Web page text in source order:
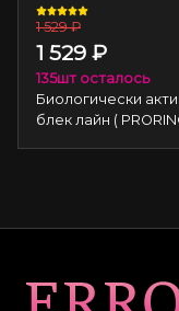
Биологически
блек лайн (
135шт осталось
1 529 ₽
1 529 ₽
Карта сайта